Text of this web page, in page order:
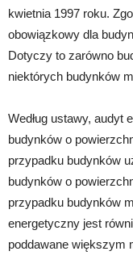
kwietnia 1997 roku.
obowiązkowy dla
Dotyczy to zarówno
niektórych budynków
Według ustawy, audyt
budynków o
przypadku budynków
budynków o
przypadku budynków
energetyczny jest
poddawane większym